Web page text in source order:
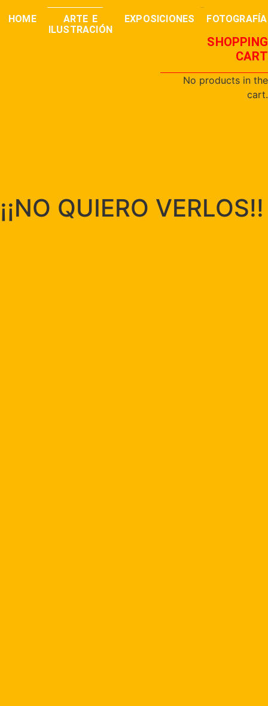
HOME
ARTE E
ILUSTRACIÓN
EXPOSICIONES FOTOGRAFÍA
buscar 0,00€
SHOPPING
CART
No products in the
cart.
¡¡NO QUIERO VERLOS!!